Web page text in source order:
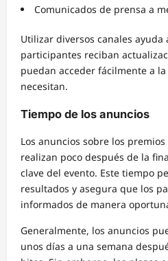
Comunicados de prensa a
Utilizar diversos canales
participantes reciban
puedan acceder fácilmente a
necesitan.
Tiempo de los anuncios
Los anuncios sobre los
realizan poco después de la
clave del evento. Este tiempo
resultados y asegura que los
informados de manera
Generalmente, los anuncios
unos días a una semana